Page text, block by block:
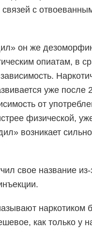
с
он же
опиатам, в
уже после
от
физической,
возникает
свое название
наркотиком
как только у